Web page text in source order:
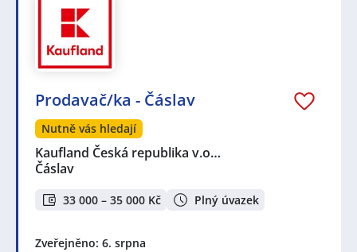
Prodavač/ka - Čáslav
Nutně vás hledají
Kaufland Česká republika v.o…
Čáslav
33 000 – 35 000 Kč Plný úvazek
Zveřejněno: 6. srpna